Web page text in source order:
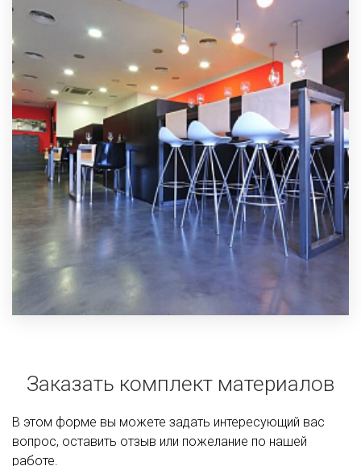
Заказать комплект материалов
В этом форме вы можете задать интересующий вас
вопрос, оставить отзыв или пожелание по нашей
работе.